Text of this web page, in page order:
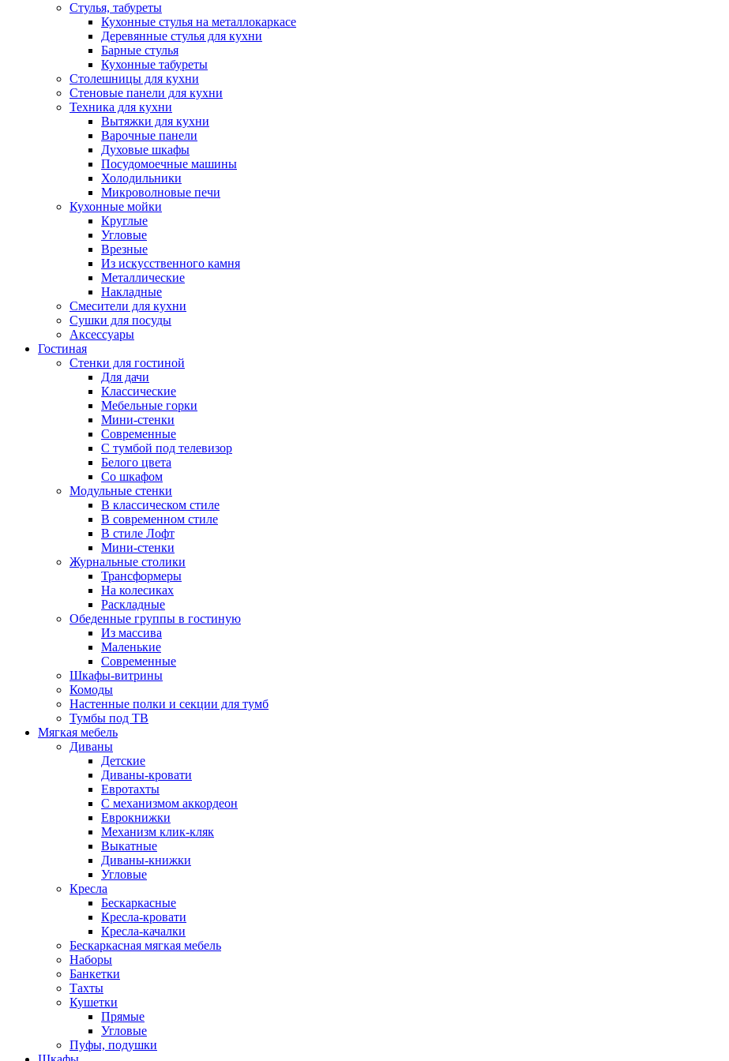
Стулья, табуреты
Кухонные стулья на металлокаркасе
Деревянные стулья для кухни
Барные стулья
Кухонные табуреты
Столешницы для кухни
Стеновые панели для кухни
Техника для кухни
Вытяжки для кухни
Варочные панели
Духовые шкафы
Посудомоечные машины
Холодильники
Микроволновые печи
Кухонные мойки
Круглые
Угловые
Врезные
Из искусственного камня
Металлические
Накладные
Смесители для кухни
Сушки для посуды
Аксессуары
Гостиная
Стенки для гостиной
Для дачи
Классические
Мебельные горки
Мини-стенки
Современные
С тумбой под телевизор
Белого цвета
Со шкафом
Модульные стенки
В классическом стиле
В современном стиле
В стиле Лофт
Мини-стенки
Журнальные столики
Трансформеры
На колесиках
Раскладные
Обеденные группы в гостиную
Из массива
Маленькие
Современные
Шкафы-витрины
Комоды
Настенные полки и секции для тумб
Тумбы под ТВ
Мягкая мебель
Диваны
Детские
Диваны-кровати
Евротахты
С механизмом аккордеон
Еврокнижки
Механизм клик-кляк
Выкатные
Диваны-книжки
Угловые
Кресла
Бескаркасные
Кресла-кровати
Кресла-качалки
Бескаркасная мягкая мебель
Наборы
Банкетки
Тахты
Кушетки
Прямые
Угловые
Пуфы, подушки